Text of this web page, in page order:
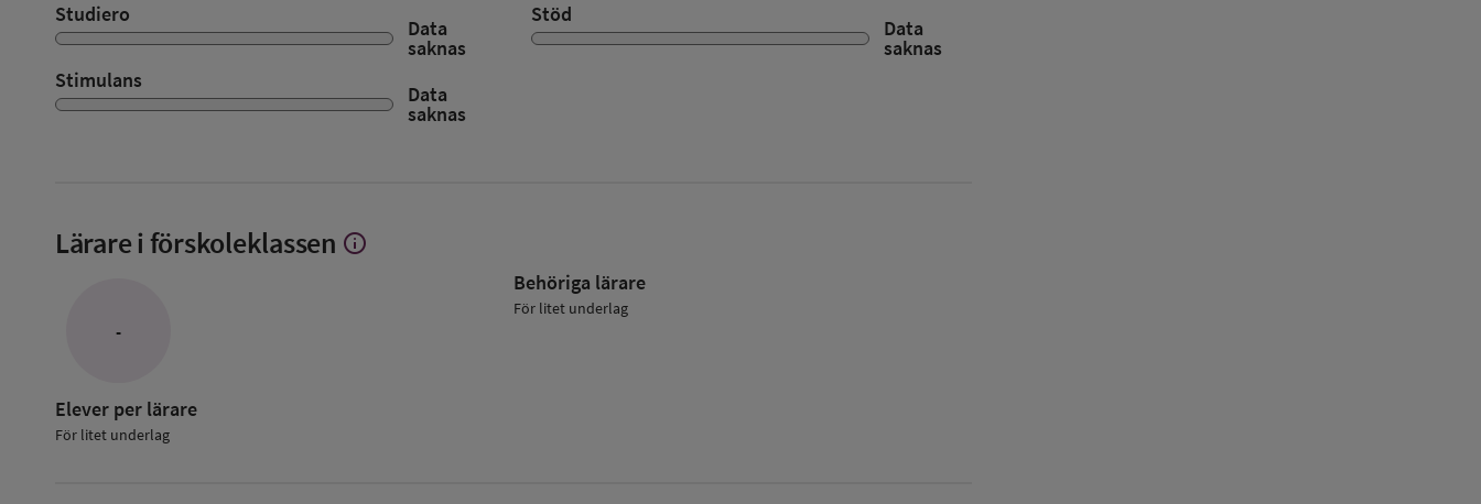
Studiero
Data
saknas
Stöd
Data
saknas
Stimulans
Data
saknas
Lärare i förskoleklassen Visa
info
-
Elever per lärare
För litet underlag
Behöriga lärare
För litet underlag